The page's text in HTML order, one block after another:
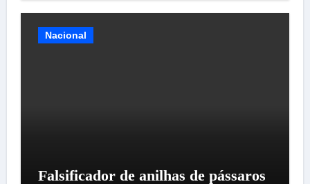
Nacional
Falsificador de anilhas de pássaros